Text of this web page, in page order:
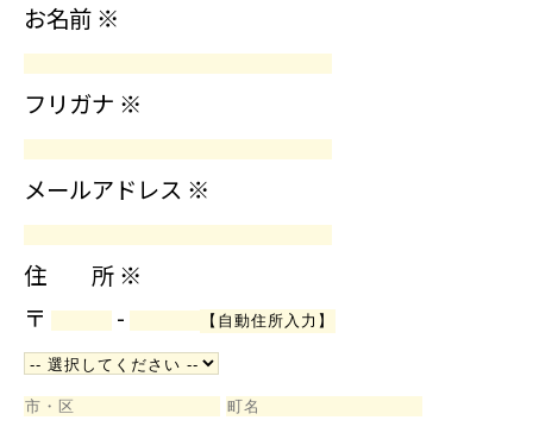
お名前 ※
フリガナ ※
メールアドレス ※
住 所 ※
〒
-